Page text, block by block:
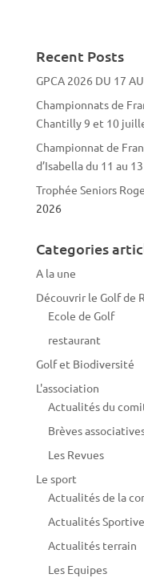
Recent Posts
GPCA 2026 DU 17
Championnats de
Chantilly 9 et 10
Championnat de
d’Isabella du 11 au
Trophée Seniors
2026
Categories
A la une
Découvrir le Golf de
Ecole de Golf
restaurant
Golf et Biodiversité
L'association
Actualités du
Brèves
Les Revues
Le sport
Actualités de la
Actualités
Actualités terrain
Les Equipes